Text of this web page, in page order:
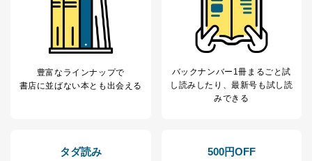
豊富なラインナップで
書店に並ばない本とも出会える
バックナンバー1冊まるごと試
し読み したり、最新号も試し読
みできる
タダ読み 500円OFF